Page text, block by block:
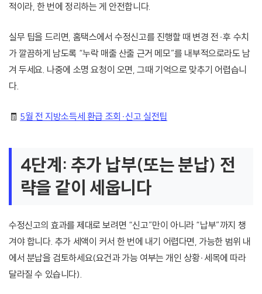
적이라, 한 번에 정리하는 게 안전합니다.
실무 팁을 드리면, 홈택스에서 수정신고를 진행할 때 변경 전·후 수치
가 깔끔하게 남도록 “누락 매출 산출 근거 메모”를 내부적으로라도 남
겨 두세요. 나중에 소명 요청이 오면, 그때 기억으로 맞추기 어렵습니
다.
🧾 5월 전 지방소득세 환급 조회·신고 실전팁
4단계: 추가 납부(또는 분납) 전
략을 같이 세웁니다
수정신고의 효과를 제대로 보려면 “신고”만이 아니라 “납부”까지 챙
겨야 합니다. 추가 세액이 커서 한 번에 내기 어렵다면, 가능한 범위 내
에서 분납을 검토하세요(요건과 가능 여부는 개인 상황·세목에 따라
달라질 수 있습니다).